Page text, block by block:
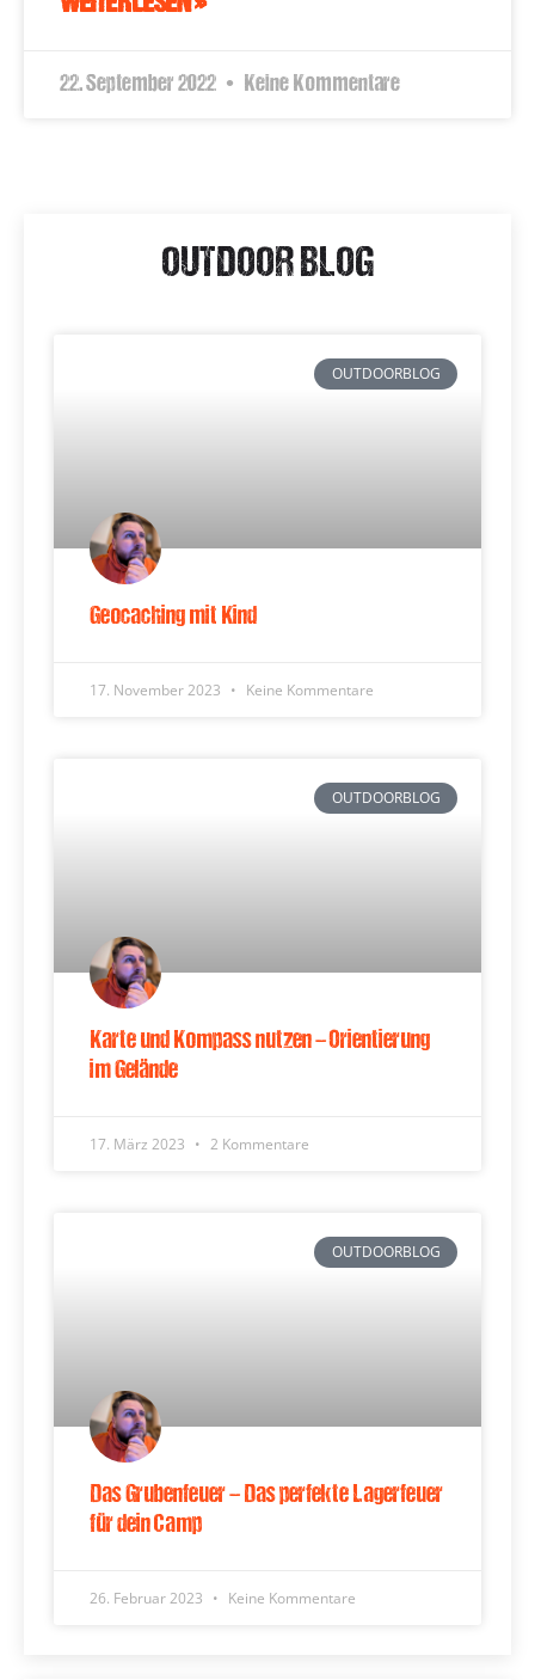
22. September 2022 Keine Kommentare
OUTDOOR BLOG
OUTDOORBLOG
Geocaching mit Kind
17. November 2023 Keine Kommentare
OUTDOORBLOG
Karte und Kompass nutzen – Orientierung
im Gelände
17. März 2023 2 Kommentare
OUTDOORBLOG
Das Grubenfeuer – Das perfekte Lagerfeuer
für dein Camp
26. Februar 2023 Keine Kommentare